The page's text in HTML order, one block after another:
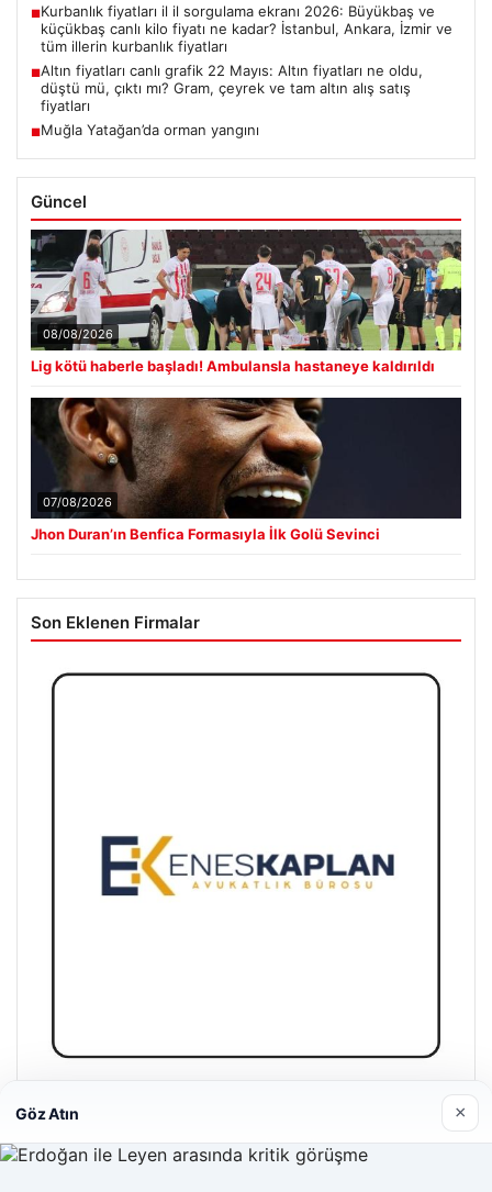
■Kurbanlık fiyatları il il sorgulama ekranı 2026: Büyükbaş ve
küçükbaş canlı kilo fiyatı ne kadar? İstanbul, Ankara, İzmir ve
tüm illerin kurbanlık fiyatları
■Altın fiyatları canlı grafik 22 Mayıs: Altın fiyatları ne oldu,
düştü mü, çıktı mı? Gram, çeyrek ve tam altın alış satış
fiyatları
■Muğla Yatağan’da orman yangını
Güncel
08/08/2026
Lig kötü haberle başladı! Ambulansla hastaneye kaldırıldı
07/08/2026
Jhon Duran’ın Benfica Formasıyla İlk Golü Sevinci
Son Eklenen Firmalar
Enes Kaplan Avukatlık Bürosu
Göz Atın ×